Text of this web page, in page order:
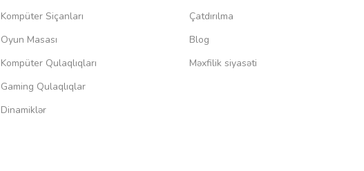
Kompüter Siçanları
Oyun Masası
Kompüter Qulaqlıqları
Gaming Qulaqlıqlar
Dinamiklər
Çatdırılma
Blog
Məxfilik siyasəti